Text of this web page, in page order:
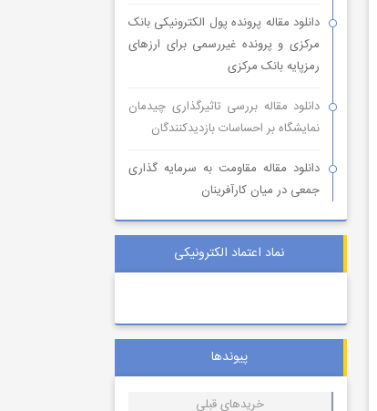
دانلود مقاله پرونده پول الکترونیکی بانک
مرکزی و پرونده غیررسمی برای ارزهای
رمزپایه بانک مرکزی
دانلود مقاله بررسی تاثیرگذاری چیدمان
نمایشگاه بر احساسات بازدیدکنندگان
دانلود مقاله مقاومت به سرمایه گذاری
جمعی در میان کارآفرینان
نماد اعتماد الکترونیکی
پیوندها
خریدهای قبلی